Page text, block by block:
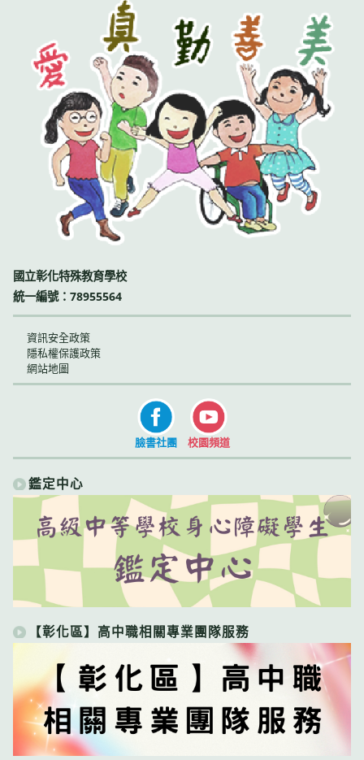
國立彰化特殊教育學校
統一編號：78955564
資訊安全政策
隱私權保護政策
網站地圖
臉書社團 校園頻道
鑑定中心
【彰化區】高中職相關專業團隊服務